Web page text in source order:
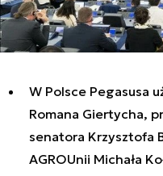
W Polsce Pegasusa
Romana Giertycha,
senatora Krzysztofa
AGROUnii Michała